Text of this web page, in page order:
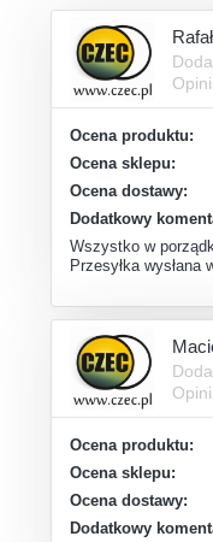
Rafał
Ocena produktu:
Ocena sklepu:
Ocena dostawy:
Dodatkowy
Wszystko w
Przesyłka wysłana
Ocena produktu:
Ocena sklepu:
Ocena dostawy:
Dodatkowy